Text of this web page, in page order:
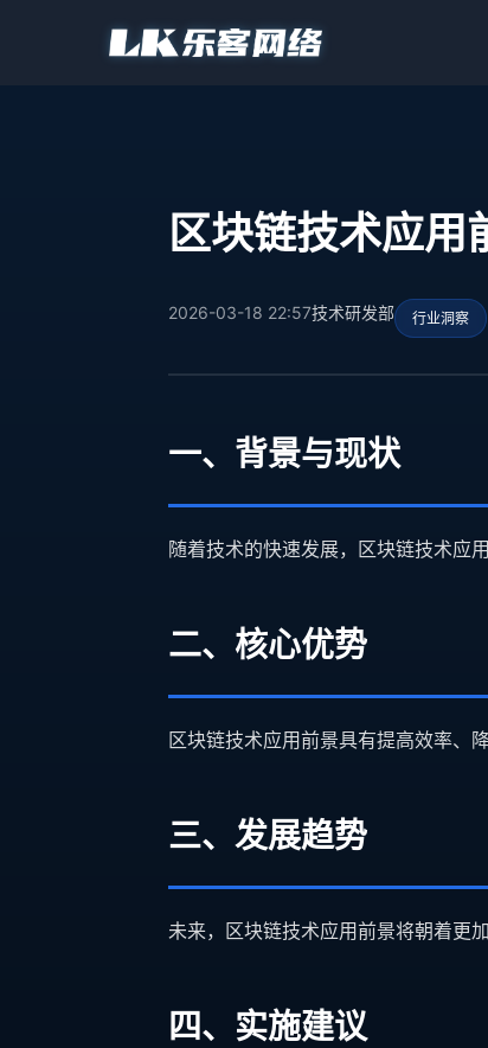
区块链技术应用
2026-03-18 22:57技术研发部 行业洞察
一、背景与现状
随着技术的快速发展，区块链技术应
二、核心优势
区块链技术应用前景具有提高效率、
三、发展趋势
未来，区块链技术应用前景将朝着更
四、实施建议